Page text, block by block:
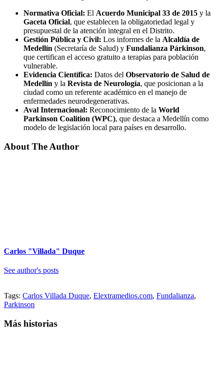
Normativa Oficial: El Acuerdo Municipal 33 de 2015 y la
Gaceta Oficial, que establecen la obligatoriedad legal y
presupuestal de la atención integral en el Distrito.
Gestión Pública y Civil: Los informes de la Alcaldía de
Medellín (Secretaría de Salud) y Fundalianza Párkinson,
que certifican el acceso gratuito a terapias para población
vulnerable.
Evidencia Científica: Datos del Observatorio de Salud de
Medellín y la Revista de Neurología, que posicionan a la
ciudad como un referente académico en el manejo de
enfermedades neurodegenerativas.
Aval Internacional: Reconocimiento de la World
Parkinson Coalition (WPC), que destaca a Medellín como
modelo de legislación local para países en desarrollo.
About The Author
Carlos "Villada" Duque
See author's posts
Tags: Carlos Villada Duque, Elextramedios.com, Fundalianza,
Parkinson
Más historias